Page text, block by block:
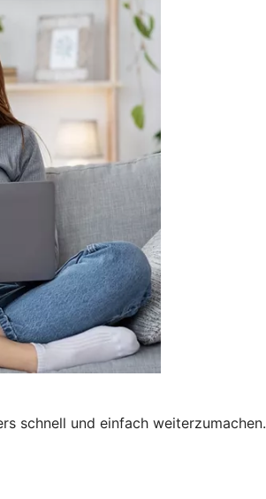
schnell und einfach weiterzumachen.